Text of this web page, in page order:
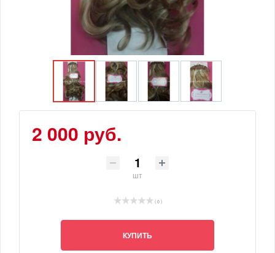
2 000 руб.
шт
( 0 )
КУПИТЬ